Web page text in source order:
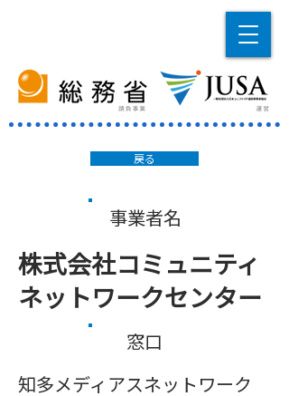
戻る
事業者名
株式会社コミュニティ
ネットワークセンター
窓口
知多メディアスネットワーク